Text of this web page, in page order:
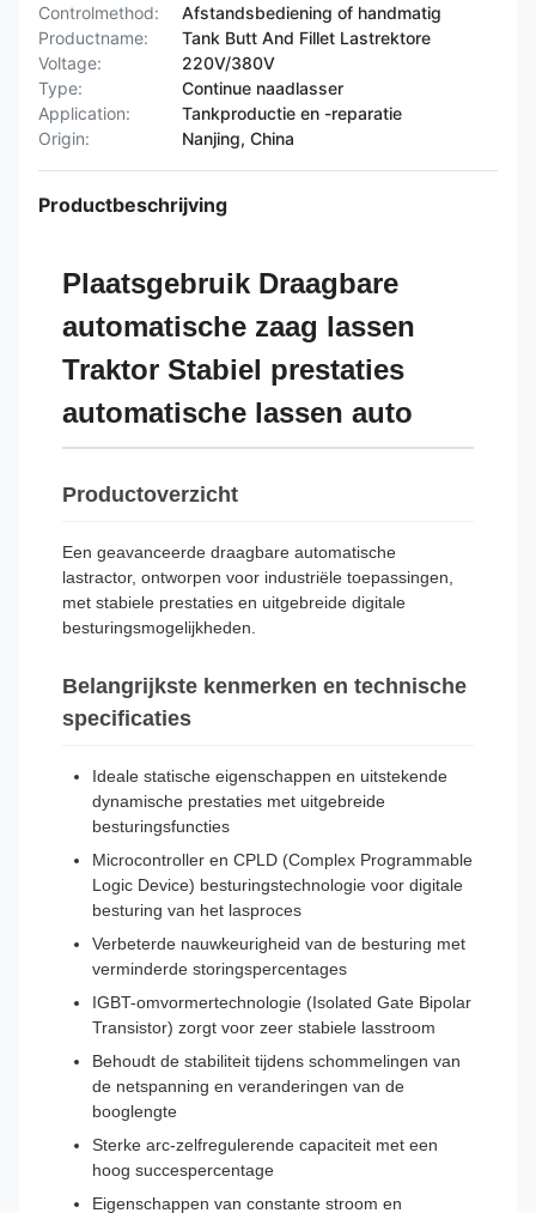
Controlmethod:
Afstandsbediening of handmatig
Productname:
Tank Butt And Fillet Lastrektore
Voltage:
220V/380V
Type:
Continue naadlasser
Application:
Tankproductie en -reparatie
Origin:
Nanjing, China
Productbeschrijving
Plaatsgebruik Draagbare
automatische zaag lassen
Traktor Stabiel prestaties
automatische lassen auto
Productoverzicht
Een geavanceerde draagbare automatische
lastractor, ontworpen voor industriële toepassingen,
met stabiele prestaties en uitgebreide digitale
besturingsmogelijkheden.
Belangrijkste kenmerken en technische
specificaties
Ideale statische eigenschappen en uitstekende
dynamische prestaties met uitgebreide
besturingsfuncties
Microcontroller en CPLD (Complex Programmable
Logic Device) besturingstechnologie voor digitale
besturing van het lasproces
Verbeterde nauwkeurigheid van de besturing met
verminderde storingspercentages
IGBT-omvormertechnologie (Isolated Gate Bipolar
Transistor) zorgt voor zeer stabiele lasstroom
Behoudt de stabiliteit tijdens schommelingen van
de netspanning en veranderingen van de
booglengte
Sterke arc-zelfregulerende capaciteit met een
hoog succespercentage
Eigenschappen van constante stroom en